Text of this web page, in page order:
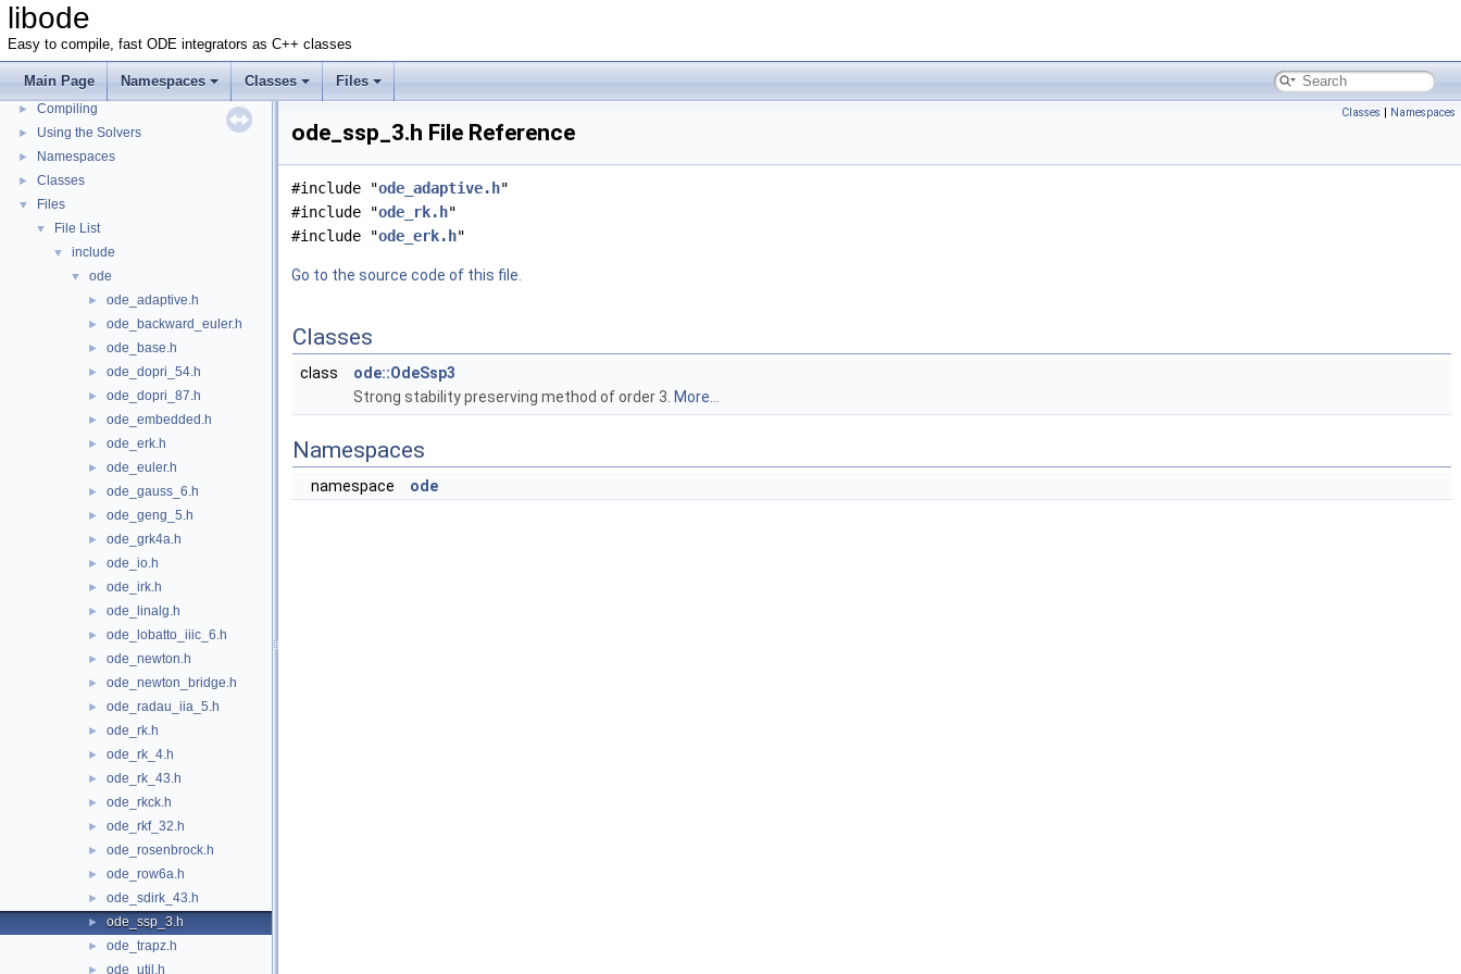
libode
Easy to compile, fast ODE integrators as C++ classes
Main Page Namespaces Classes Files
libode
► Compiling
► Using the Solvers
► Namespaces
► Classes
▼ Files
▼ File List
▼ include
▼ ode
► ode_adaptive.h
► ode_backward_euler.h
► ode_base.h
► ode_dopri_54.h
► ode_dopri_87.h
► ode_embedded.h
► ode_erk.h
► ode_euler.h
► ode_gauss_6.h
► ode_geng_5.h
► ode_grk4a.h
► ode_io.h
► ode_irk.h
► ode_linalg.h
► ode_lobatto_iiic_6.h
► ode_newton.h
► ode_newton_bridge.h
► ode_radau_iia_5.h
► ode_rk.h
► ode_rk_4.h
► ode_rk_43.h
► ode_rkck.h
► ode_rkf_32.h
► ode_rosenbrock.h
► ode_row6a.h
► ode_sdirk_43.h
► ode_ssp_3.h
► ode_trapz.h
► ode_util.h
Classes | Namespaces
ode_ssp_3.h File Reference
#include "ode_adaptive.h"
#include "ode_rk.h"
#include "ode_erk.h"
Go to the source code of this file.
Classes
class
ode::OdeSsp3
Strong stability preserving method of order 3. More...
Namespaces
namespace ode